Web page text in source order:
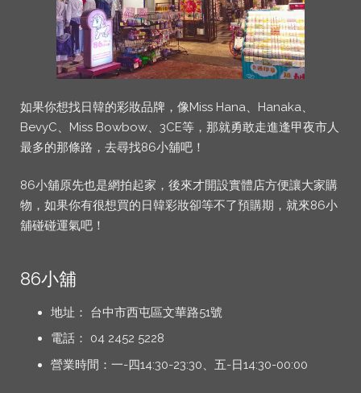
如果你想找日韓的彩妝品牌，像Miss Hana、Hanaka、
BevyC、Miss Bowbow、3CE等，那就勇敢走進逢甲夜市人
最多的那條路，去尋找86小舖吧！
86小舖原先也是網拍起家，後來才開設實體店方便讓大家購
物，如果你有很想買的日韓彩妝卻等不了預購期，就來86小
舖碰碰運氣吧！
86小舖
地址： 台中市西屯區文華路51號
電話： 04 2452 5228
營業時間：一-四14:30-23:30、五-日14:30-00:00